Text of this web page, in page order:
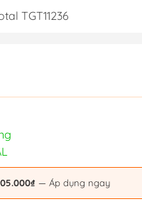
TGT11236
— Áp dụng ngay